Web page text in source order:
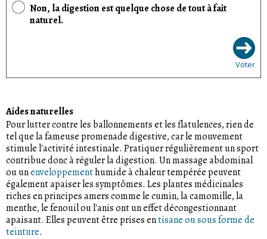
Non, la digestion est quelque chose de tout à fait
naturel.
Voter
Aides naturelles
Pour lutter contre les ballonnements et les flatulences, rien de
tel que la fameuse promenade digestive, car le mouvement
stimule l'activité intestinale. Pratiquer régulièrement un sport
contribue donc à réguler la digestion. Un massage abdominal
ou unenveloppementhumide à chaleur tempérée peuvent
également apaiser les symptômes. Les plantes médicinales
riches en principes amers comme le cumin, la camomille, la
menthe, le fenouil ou l'anis ont un effet décongestionnant
apaisant. Elles peuvent être prises entisane ou sous forme de
teinture.